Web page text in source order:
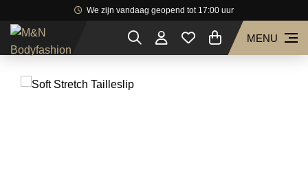
We zijn vandaag geopend tot 17:00 uur
MENU